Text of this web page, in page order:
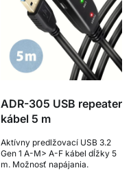
ADR-305 USB repeater
kábel 5 m
Aktívny predlžovací USB 3.2
Gen 1 A-M> A-F kábel dĺžky 5
m. Možnosť napájania.